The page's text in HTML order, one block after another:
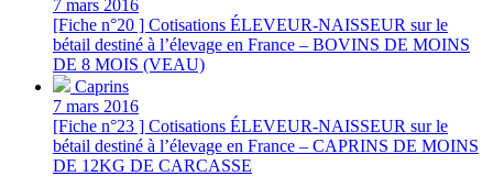
7 mars 2016
[Fiche n°20 ] Cotisations ÉLEVEUR-NAISSEUR sur le
bétail destiné à l’élevage en France – BOVINS DE MOINS
DE 8 MOIS (VEAU)
Caprins
7 mars 2016
[Fiche n°23 ] Cotisations ÉLEVEUR-NAISSEUR sur le
bétail destiné à l’élevage en France – CAPRINS DE MOINS
DE 12KG DE CARCASSE